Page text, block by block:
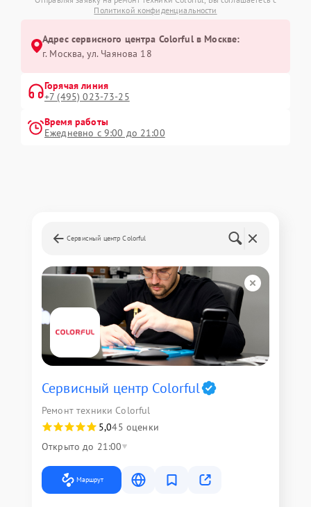
Политикой конфиденциальности
Адрес сервисного центра Colorful в Москве:
г. Москва, ул. Чаянова 18
Горячая линия
+7 (495) 023-73-25
Время работы
Ежедневно с 9:00 до 21:00
Сервисный центр Colorful
Сервисный центр Colorful
Ремонт техники Colorful
5,045 оценки
Открыто до 21:00
Маршрут